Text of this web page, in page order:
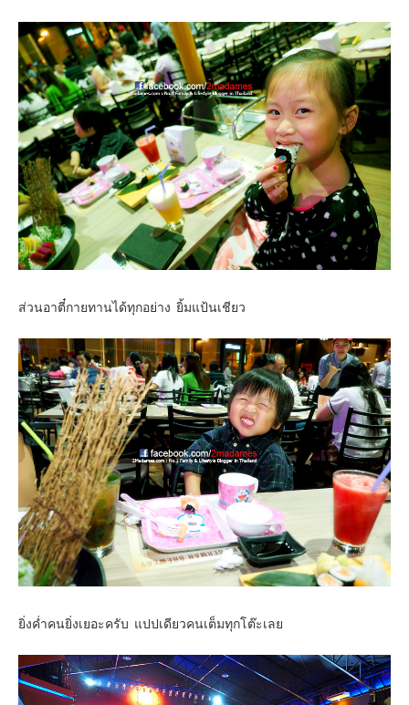
ส่วนอาตี๋กายทานได้ทุกอย่าง ยิ้มแป้นเชียว
ยิ่งค่ำคนยิ่งเยอะครับ แปปเดียวคนเต็มทุกโต๊ะเลย